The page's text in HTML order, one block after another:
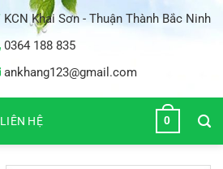
KCN Khai Sơn - Thuận Thành Bắc Ninh
0364 188 835
ankhang123@gmail.com
LIÊN HỆ 0